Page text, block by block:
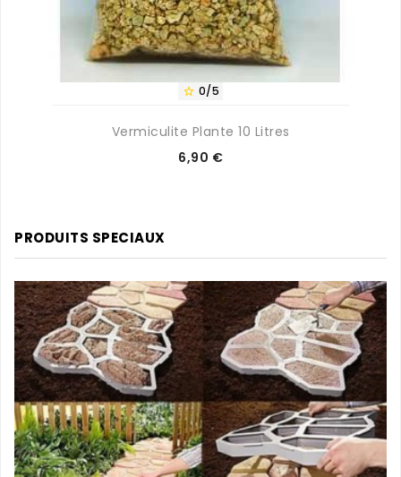
 0/5
Vermiculite Plante 10 Litres
Prix
6,90 €
PRODUITS SPECIAUX